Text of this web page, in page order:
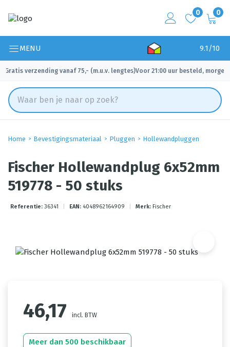
0 0
MENU 9.1/10
Gratis verzending vanaf 75,- (m.u.v. lengtes)
✓ Voor 21:00 uur besteld, morgen
Home Bevestigingsmateriaal Pluggen Hollewandpluggen
Fischer Hollewandplug 6x52mm
519778 - 50 stuks
Referentie: 36341 EAN: 4048962164909 Merk: Fischer
46,17 incl. BTW
Meer dan 500 beschikbaar